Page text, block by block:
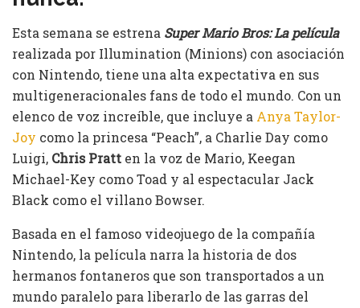
Esta semana se estrena Super Mario Bros: La película
realizada por Illumination (Minions) con asociación
con Nintendo, tiene una alta expectativa en sus
multigeneracionales fans de todo el mundo. Con un
elenco de voz increíble, que incluye a Anya Taylor-
Joy como la princesa “Peach”, a Charlie Day como
Luigi, Chris Pratt en la voz de Mario, Keegan
Michael-Key como Toad y al espectacular Jack
Black como el villano Bowser.
Basada en el famoso videojuego de la compañía
Nintendo, la película narra la historia de dos
hermanos fontaneros que son transportados a un
mundo paralelo para liberarlo de las garras del